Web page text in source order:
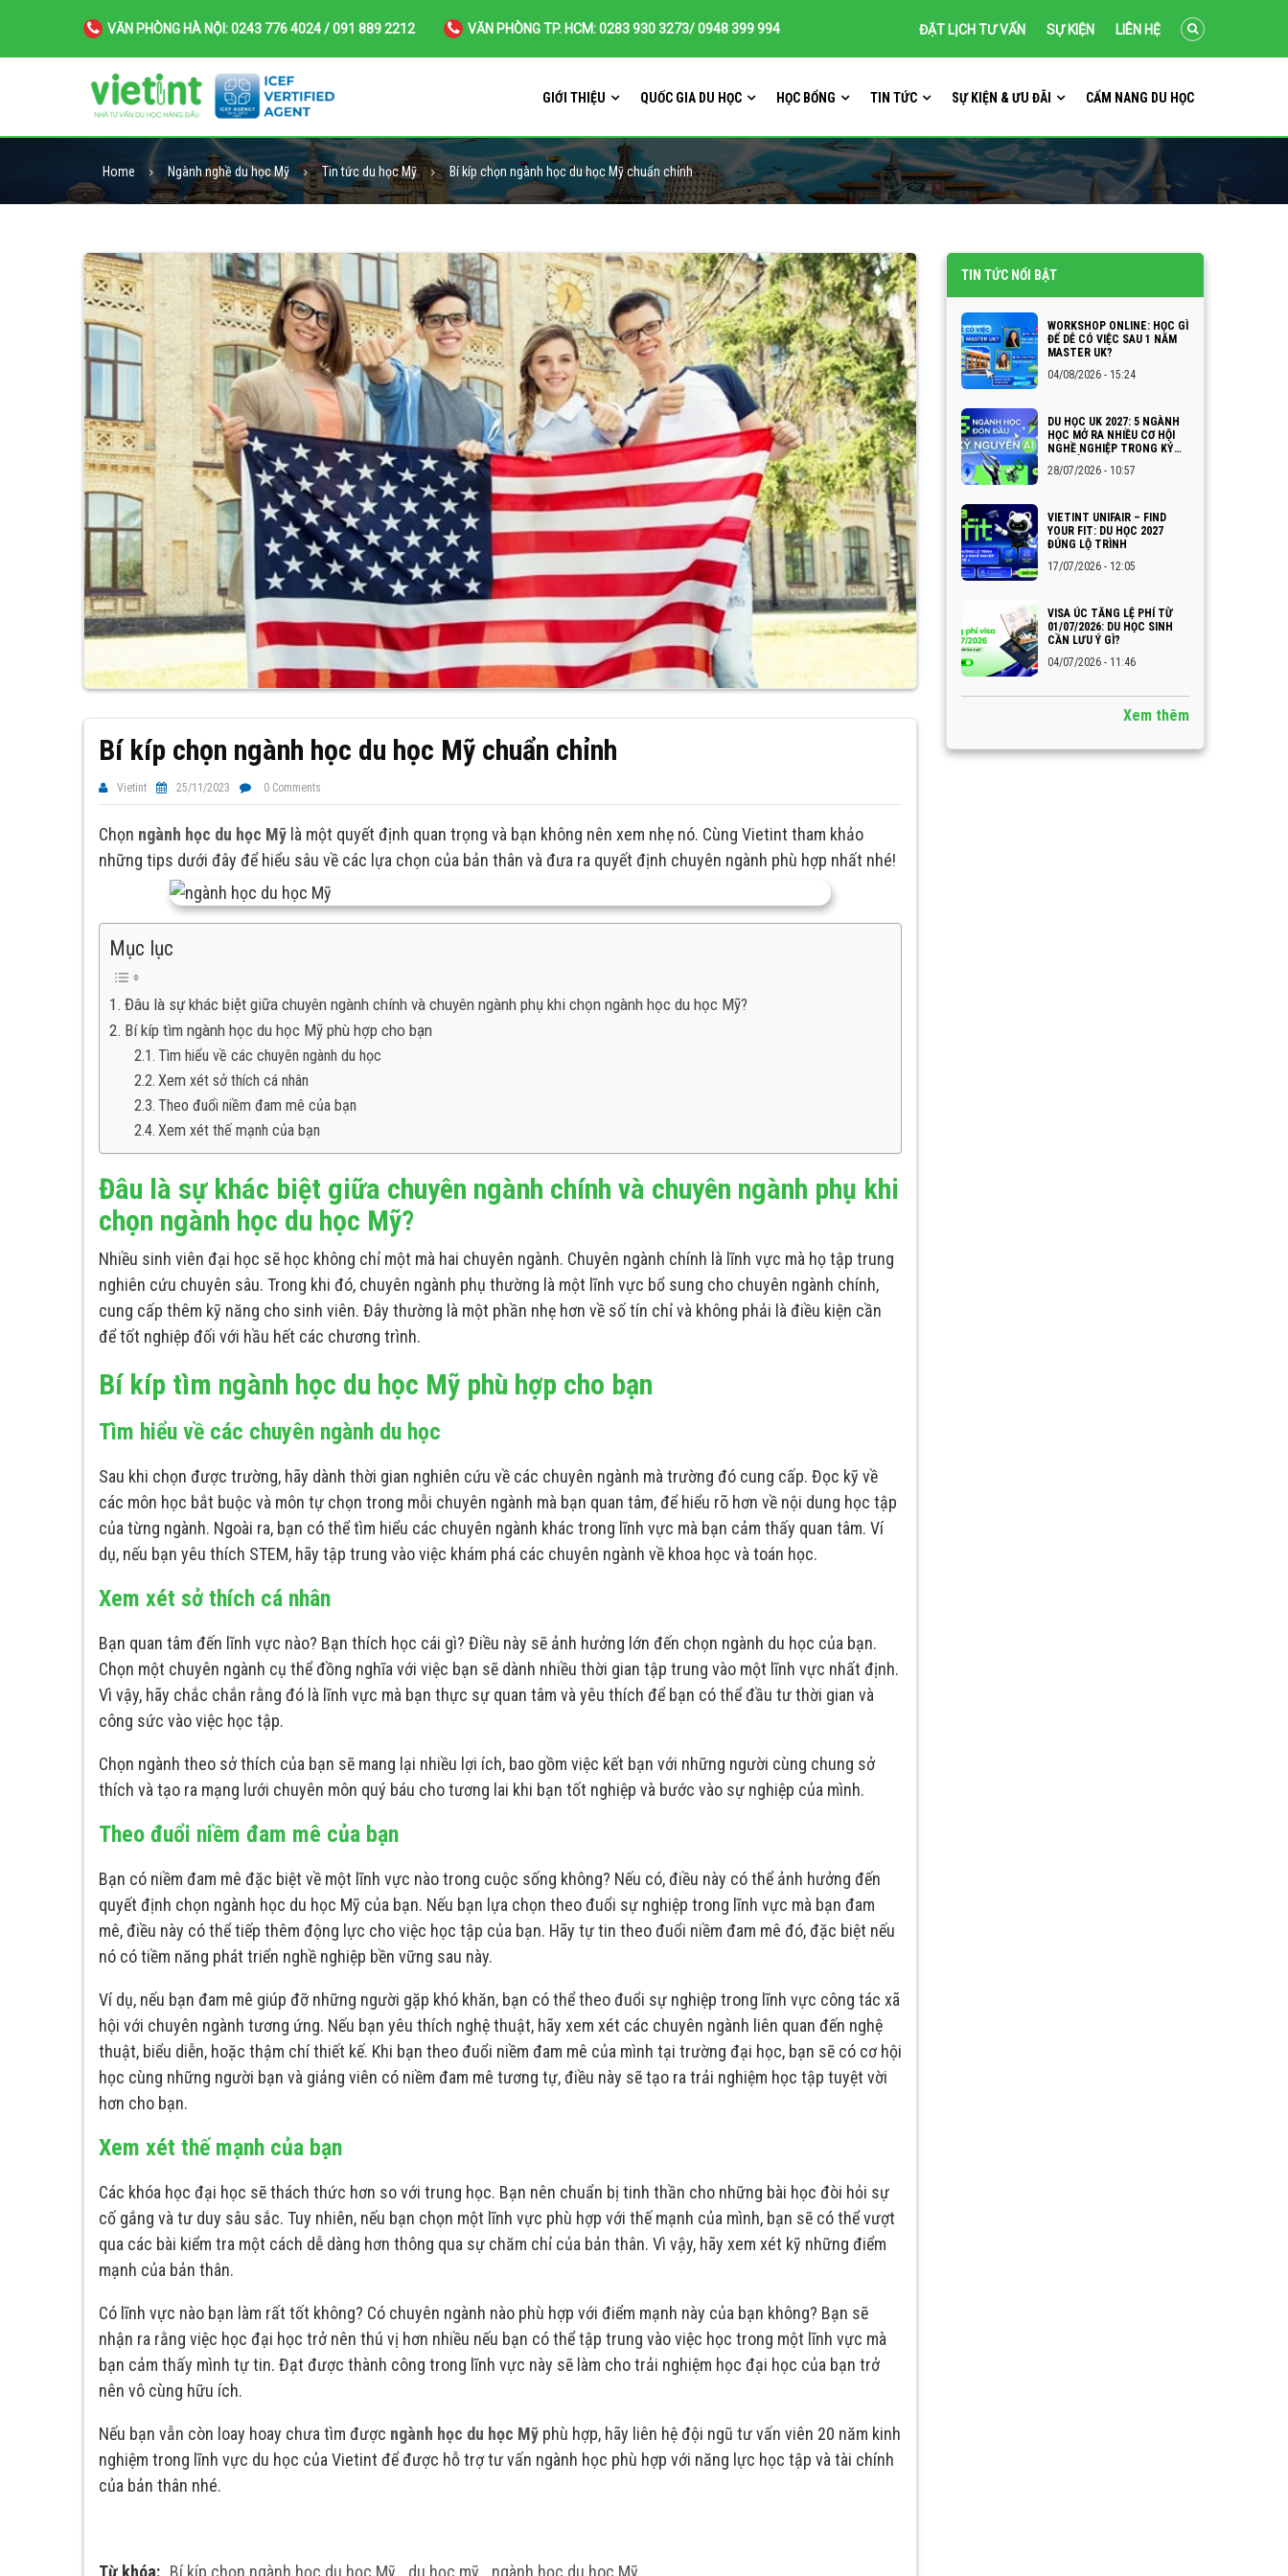
VĂN PHÒNG HÀ NỘI: 0243 776 4024 / 091 889 2212 VĂN PHÒNG TP. HCM: 0283 930 3273/ 0948 399 994 ĐẶT LỊCH TƯ VẤN SỰ KIỆN LIÊN HỆ
GIỚI THIỆU QUỐC GIA DU HỌC HỌC BỔNG TIN TỨC SỰ KIỆN & ƯU ĐÃI CẨM NANG DU HỌC
Home Ngành nghề du học Mỹ Tin tức du học Mỹ Bí kíp chọn ngành học du học Mỹ chuẩn chỉnh
Bí kíp chọn ngành học du học Mỹ chuẩn chỉnh
Vietint 25/11/2023 0 Comments
Chọn ngành học du học Mỹ là một quyết định quan trọng và bạn không nên xem nhẹ nó. Cùng Vietint tham khảo
những tips dưới đây để hiểu sâu về các lựa chọn của bản thân và đưa ra quyết định chuyên ngành phù hợp nhất nhé!
Mục lục
Đâu là sự khác biệt giữa chuyên ngành chính và chuyên ngành phụ khi chọn ngành học du học Mỹ?
Bí kíp tìm ngành học du học Mỹ phù hợp cho bạn
Tìm hiểu về các chuyên ngành du học
Xem xét sở thích cá nhân
Theo đuổi niềm đam mê của bạn
Xem xét thế mạnh của bạn
Đâu là sự khác biệt giữa chuyên ngành chính và chuyên ngành phụ khi
chọn ngành học du học Mỹ?
Nhiều sinh viên đại học sẽ học không chỉ một mà hai chuyên ngành. Chuyên ngành chính là lĩnh vực mà họ tập trung
nghiên cứu chuyên sâu. Trong khi đó, chuyên ngành phụ thường là một lĩnh vực bổ sung cho chuyên ngành chính,
cung cấp thêm kỹ năng cho sinh viên. Đây thường là một phần nhẹ hơn về số tín chỉ và không phải là điều kiện cần
để tốt nghiệp đối với hầu hết các chương trình.
Bí kíp tìm ngành học du học Mỹ phù hợp cho bạn
Tìm hiểu về các chuyên ngành du học
Sau khi chọn được trường, hãy dành thời gian nghiên cứu về các chuyên ngành mà trường đó cung cấp. Đọc kỹ về
các môn học bắt buộc và môn tự chọn trong mỗi chuyên ngành mà bạn quan tâm, để hiểu rõ hơn về nội dung học tập
của từng ngành. Ngoài ra, bạn có thể tìm hiểu các chuyên ngành khác trong lĩnh vực mà bạn cảm thấy quan tâm. Ví
dụ, nếu bạn yêu thích STEM, hãy tập trung vào việc khám phá các chuyên ngành về khoa học và toán học.
Xem xét sở thích cá nhân
Bạn quan tâm đến lĩnh vực nào? Bạn thích học cái gì? Điều này sẽ ảnh hưởng lớn đến chọn ngành du học của bạn.
Chọn một chuyên ngành cụ thể đồng nghĩa với việc bạn sẽ dành nhiều thời gian tập trung vào một lĩnh vực nhất định.
Vì vậy, hãy chắc chắn rằng đó là lĩnh vực mà bạn thực sự quan tâm và yêu thích để bạn có thể đầu tư thời gian và
công sức vào việc học tập.
Chọn ngành theo sở thích của bạn sẽ mang lại nhiều lợi ích, bao gồm việc kết bạn với những người cùng chung sở
thích và tạo ra mạng lưới chuyên môn quý báu cho tương lai khi bạn tốt nghiệp và bước vào sự nghiệp của mình.
Theo đuổi niềm đam mê của bạn
Bạn có niềm đam mê đặc biệt về một lĩnh vực nào trong cuộc sống không? Nếu có, điều này có thể ảnh hưởng đến
quyết định chọn ngành học du học Mỹ của bạn. Nếu bạn lựa chọn theo đuổi sự nghiệp trong lĩnh vực mà bạn đam
mê, điều này có thể tiếp thêm động lực cho việc học tập của bạn. Hãy tự tin theo đuổi niềm đam mê đó, đặc biệt nếu
nó có tiềm năng phát triển nghề nghiệp bền vững sau này.
Ví dụ, nếu bạn đam mê giúp đỡ những người gặp khó khăn, bạn có thể theo đuổi sự nghiệp trong lĩnh vực công tác xã
hội với chuyên ngành tương ứng. Nếu bạn yêu thích nghệ thuật, hãy xem xét các chuyên ngành liên quan đến nghệ
thuật, biểu diễn, hoặc thậm chí thiết kế. Khi bạn theo đuổi niềm đam mê của mình tại trường đại học, bạn sẽ có cơ hội
học cùng những người bạn và giảng viên có niềm đam mê tương tự, điều này sẽ tạo ra trải nghiệm học tập tuyệt vời
hơn cho bạn.
Xem xét thế mạnh của bạn
Các khóa học đại học sẽ thách thức hơn so với trung học. Bạn nên chuẩn bị tinh thần cho những bài học đòi hỏi sự
cố gắng và tư duy sâu sắc. Tuy nhiên, nếu bạn chọn một lĩnh vực phù hợp với thế mạnh của mình, bạn sẽ có thể vượt
qua các bài kiểm tra một cách dễ dàng hơn thông qua sự chăm chỉ của bản thân. Vì vậy, hãy xem xét kỹ những điểm
mạnh của bản thân.
Có lĩnh vực nào bạn làm rất tốt không? Có chuyên ngành nào phù hợp với điểm mạnh này của bạn không? Bạn sẽ
nhận ra rằng việc học đại học trở nên thú vị hơn nhiều nếu bạn có thể tập trung vào việc học trong một lĩnh vực mà
bạn cảm thấy mình tự tin. Đạt được thành công trong lĩnh vực này sẽ làm cho trải nghiệm học đại học của bạn trở
nên vô cùng hữu ích.
Nếu bạn vẫn còn loay hoay chưa tìm được ngành học du học Mỹ phù hợp, hãy liên hệ đội ngũ tư vấn viên 20 năm kinh
nghiệm trong lĩnh vực du học của Vietint để được hỗ trợ tư vấn ngành học phù hợp với năng lực học tập và tài chính
của bản thân nhé.
Từ khóa: Bí kíp chọn ngành học du học Mỹ, du học mỹ, ngành học du hoc Mỹ
TIN TỨC NỔI BẬT
WORKSHOP ONLINE: HỌC GÌ
ĐỂ DỄ CÓ VIỆC SAU 1 NĂM
MASTER UK?
04/08/2026 - 15:24
DU HỌC UK 2027: 5 NGÀNH
HỌC MỞ RA NHIỀU CƠ HỘI
NGHỀ NGHIỆP TRONG KỶ
28/07/2026 - 10:57
VIETINT UNIFAIR – FIND
YOUR FIT: DU HỌC 2027
ĐÚNG LỘ TRÌNH
17/07/2026 - 12:05
VISA ÚC TĂNG LỆ PHÍ TỪ
01/07/2026: DU HỌC SINH
CẦN LƯU Ý GÌ?
04/07/2026 - 11:46
Xem thêm